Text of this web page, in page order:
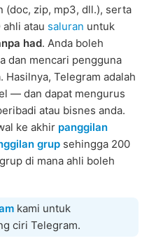
(doc, zip, mp3, dll.), serta
ahli atau saluran untuk
had. Anda boleh
dan mencari pengguna
Hasilnya, Telegram adalah
— dan dapat mengurus
atau bisnes anda.
ke akhir panggilan
grup sehingga 200
di mana ahli boleh
kami untuk
ciri Telegram.